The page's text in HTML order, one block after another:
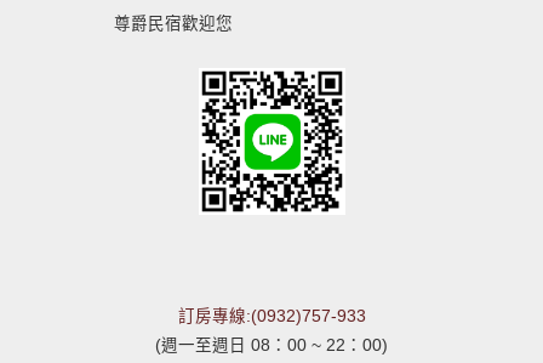
尊爵民宿歡迎您
訂房專線:(0932)757-933
(週一至週日 08：00 ~ 22：00)